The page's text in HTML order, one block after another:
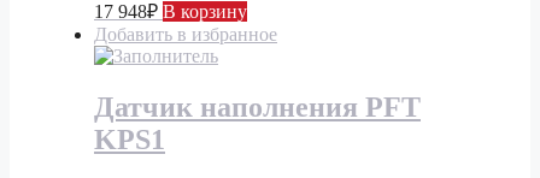
17 948₽ В корзину
Добавить в избранное
Датчик наполнения PFT
KPS1